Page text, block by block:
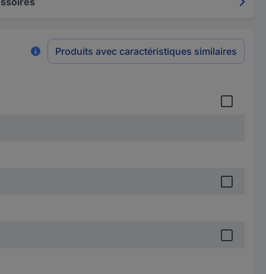
Produits avec caractéristiques similaires